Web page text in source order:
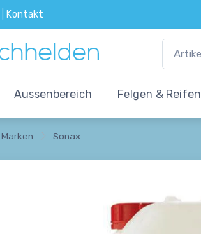
Kontakt
Aussenbereich Felgen & Reifen
Marken Sonax